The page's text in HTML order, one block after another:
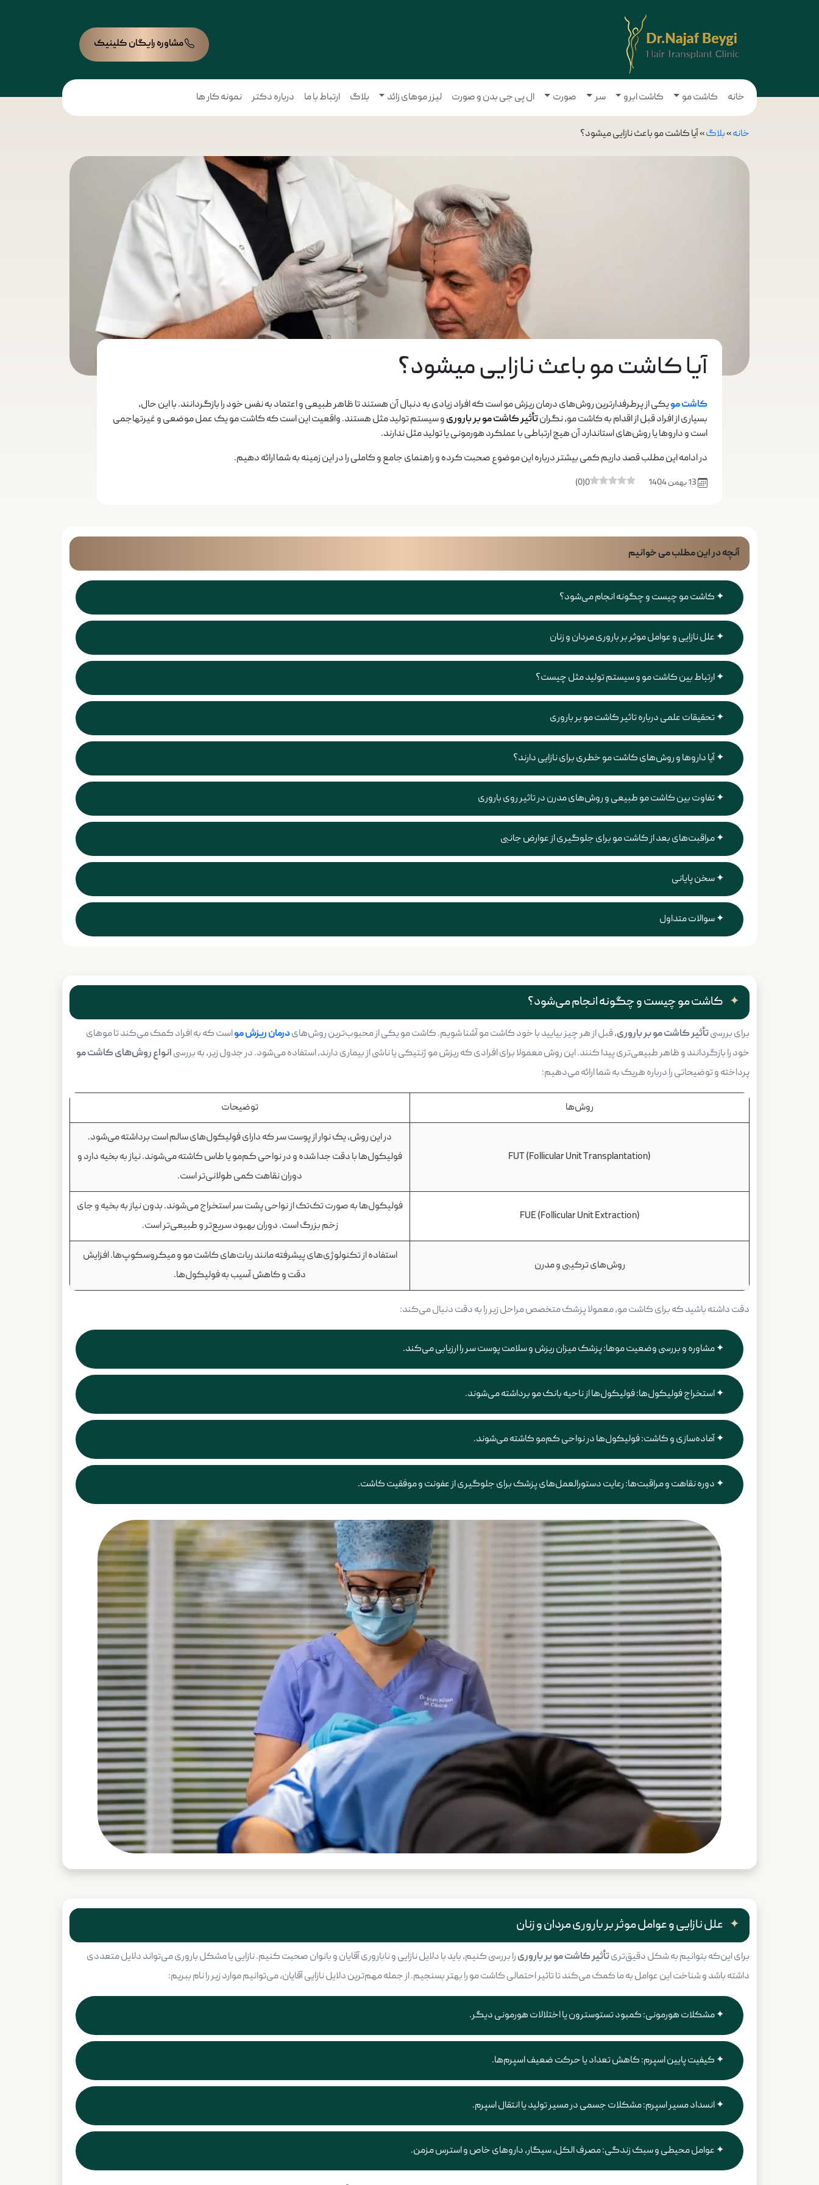
مشاوره رایگان کلینیک
خانه کاشت مو کاشت ابرو سر صورت ال پی جی بدن و صورت لیزر موهای زائد بلاگ ارتباط با ما درباره دکتر نمونه کار ها
خانه»بلاگ»آیا کاشت مو باعث نازایی میشود؟
آیا کاشت مو باعث نازایی میشود؟
کاشت مویکی از پرطرفدارترین روش‌های درمان ریزش مو است که افراد زیادی به دنبال آن هستند تا ظاهر طبیعی و اعتماد به نفس خود را بازگردانند. با این حال،
بسیاری از افراد قبل از اقدام به کاشت مو، نگرانتأثیر کاشت مو بر باروریو سیستم تولید مثل هستند. واقعیت این است که کاشت مو یک عمل موضعی و غیرتهاجمی
است و داروها یا روش‌های استاندارد آن هیچ ارتباطی با عملکرد هورمونی یا تولید مثل ندارند.
در ادامه این مطلب قصد داریم کمی بیشتر درباره این موضوع صحبت کرده و راهنمای جامع و کاملی را در این زمینه به شما ارائه دهیم.
0
(
0
)
آنچه در این مطلب می خوانیم
کاشت مو چیست و چگونه انجام می‌شود؟
علل نازایی و عوامل موثر بر باروری مردان و زنان
ارتباط بین کاشت مو و سیستم تولید مثل چیست؟
تحقیقات علمی درباره تاثیر کاشت مو بر باروری
آیا داروها و روش‌های کاشت مو خطری برای نازایی دارند؟
تفاوت بین کاشت مو طبیعی و روش‌های مدرن در تاثیر روی باروری
مراقبت‌های بعد از کاشت مو برای جلوگیری از عوارض جانبی
سخن پایانی
سوالات متداول
کاشت مو چیست و چگونه انجام می‌شود؟
برای بررسیتأثیر کاشت مو بر باروری، قبل از هر چیز بیایید با خود کاشت مو آشنا شویم. کاشت مو یکی از محبوب‌ترین روش‌هایدرمان ریزش مواست که به افراد کمک می‌کند تا موهای
خود را بازگردانند و ظاهر طبیعی‌تری پیدا کنند. این روش معمولا برای افرادی که ریزش مو ژنتیکی یا ناشی از بیماری دارند، استفاده می‌شود. در جدول زیر، به بررسیانواع روش‌های کاشت مو
پرداخته و توضیحاتی را درباره هریک به شما ارائه می‌دهیم:
روش‌ها توضیحات
FUT (Follicular Unit Transplantation)
در این روش، یک نوار از پوست سر که دارای فولیکول‌های سالم است برداشته می‌شود.
فولیکول‌ها با دقت جدا شده و در نواحی کم‌مو یا طاس کاشته می‌شوند. نیاز به بخیه دارد و
دوران نقاهت کمی طولانی‌تر است.
FUE (Follicular Unit Extraction)
فولیکول‌ها به صورت تک‌تک از نواحی پشت سر استخراج می‌شوند. بدون نیاز به بخیه و جای
زخم بزرگ است. دوران بهبود سریع‌تر و طبیعی‌تر است.
روش‌های ترکیبی و مدرن
استفاده از تکنولوژی‌های پیشرفته مانند ربات‌های کاشت مو و میکروسکوپ‌ها. افزایش
دقت و کاهش آسیب به فولیکول‌ها.
دقت داشته باشید که برای کاشت مو، معمولا پزشک متخصص مراحل زیر را به دقت دنبال می‌کند:
مشاوره و بررسی وضعیت موها: پزشک میزان ریزش و سلامت پوست سر را ارزیابی می‌کند.
استخراج فولیکول‌ها: فولیکول‌ها از ناحیه بانک مو برداشته می‌شوند.
آماده‌سازی و کاشت: فولیکول‌ها در نواحی کم‌مو کاشته می‌شوند.
دوره نقاهت و مراقبت‌ها: رعایت دستورالعمل‌های پزشک برای جلوگیری از عفونت و موفقیت کاشت.
علل نازایی و عوامل موثر بر باروری مردان و زنان
برای این‌که بتوانیم به شکل دقیق‌تریتأثیر کاشت مو بر باروریرا بررسی کنیم، باید با دلایل نازایی و ناباروری آقایان و بانوان صحبت کنیم. نازایی یا مشکل باروری می‌تواند دلایل متعددی
داشته باشد و شناخت این عوامل به ما کمک می‌کند تا تاثیر احتمالی کاشت مو را بهتر بسنجیم. از جمله مهم‌ترین دلایل نازایی آقایان، می‌توانیم موارد زیر را نام ببریم:
مشکلات هورمونی: کمبود تستوسترون یا اختلالات هورمونی دیگر.
کیفیت پایین اسپرم: کاهش تعداد یا حرکت ضعیف اسپرم‌ها.
انسداد مسیر اسپرم: مشکلات جسمی در مسیر تولید یا انتقال اسپرم.
عوامل محیطی و سبک زندگی: مصرف الکل، سیگار، داروهای خاص و استرس مزمن.